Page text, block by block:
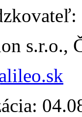
s.r.o.,